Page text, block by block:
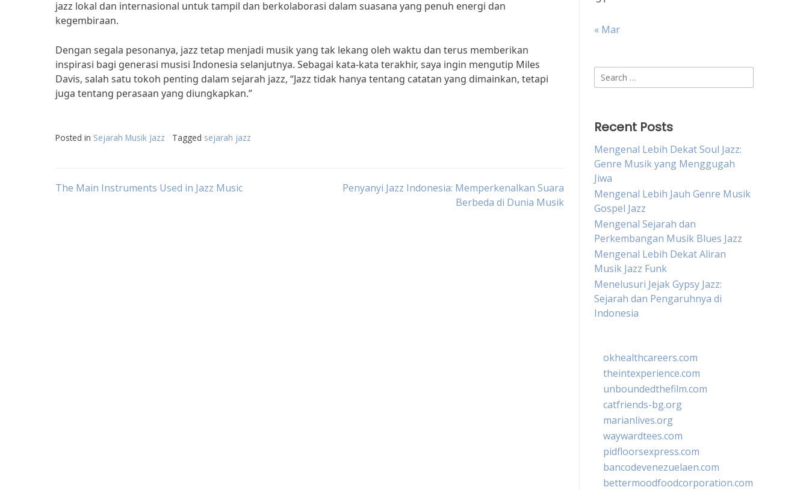
jazz lokal dan internasional untuk tampil dan berkolaborasi dalam suasana yang penuh energi dan
kegembiraan.
Dengan segala pesonanya, jazz tetap menjadi musik yang tak lekang oleh waktu dan terus memberikan
inspirasi bagi generasi musisi Indonesia selanjutnya. Sebagai kata-kata terakhir, saya ingin mengutip Miles
Davis, salah satu tokoh penting dalam sejarah jazz, “Jazz tidak hanya tentang catatan yang dimainkan, tetapi
juga tentang perasaan yang diungkapkan.”
Posted in Sejarah Musik Jazz Tagged sejarah jazz
Post
The Main Instruments Used in Jazz Music
Penyanyi Jazz Indonesia: Memperkenalkan Suara
Berbeda di Dunia Musik
« Mar
Search
for:
Recent Posts
Mengenal Lebih Dekat Soul Jazz:
Genre Musik yang Menggugah
Jiwa
Mengenal Lebih Jauh Genre Musik
Gospel Jazz
Mengenal Sejarah dan
Perkembangan Musik Blues Jazz
Mengenal Lebih Dekat Aliran
Musik Jazz Funk
Menelusuri Jejak Gypsy Jazz:
Sejarah dan Pengaruhnya di
Indonesia
okhealthcareers.com
theintexperience.com
unboundedthefilm.com
catfriends-bg.org
marianlives.org
waywardtees.com
pidfloorsexpress.com
bancodevenezuelaen.com
bettermoodfoodcorporation.com